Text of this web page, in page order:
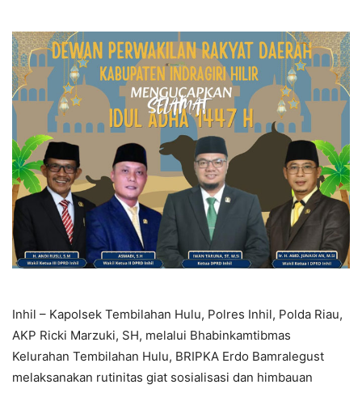
Inhil – Kapolsek Tembilahan Hulu, Polres Inhil, Polda Riau,
AKP Ricki Marzuki, SH, melalui Bhabinkamtibmas
Kelurahan Tembilahan Hulu, BRIPKA Erdo Bamralegust
melaksanakan rutinitas giat sosialisasi dan himbauan